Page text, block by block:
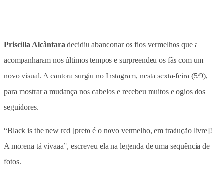
Priscilla Alcântara decidiu abandonar os fios vermelhos que a
acompanharam nos últimos tempos e surpreendeu os fãs com um
novo visual. A cantora surgiu no Instagram, nesta sexta-feira (5/9),
para mostrar a mudança nos cabelos e recebeu muitos elogios dos
seguidores.
“Black is the new red [preto é o novo vermelho, em tradução livre]!
A morena tá vivaaa”, escreveu ela na legenda de uma sequência de
fotos.